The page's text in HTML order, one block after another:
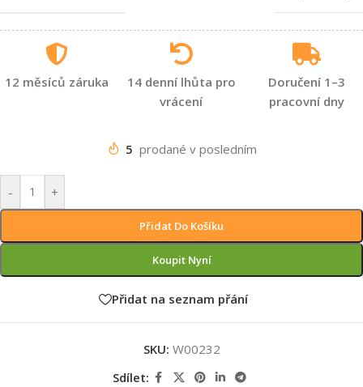
12 měsíců záruka
14 denní lhůta pro
vrácení
Doručení 1–3
pracovní dny
5 prodané v posledním
- +
Přidat Do Košíku
Koupit Nyní
Přidat na seznam přání
SKU: W00232
Sdílet: